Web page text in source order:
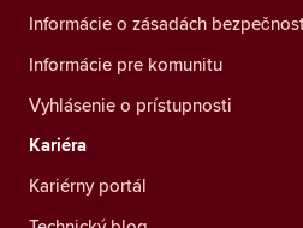
Informácie o zásadách
Informácie pre komunitu
Vyhlásenie o prístupnosti
Kariéra
Kariérny portál